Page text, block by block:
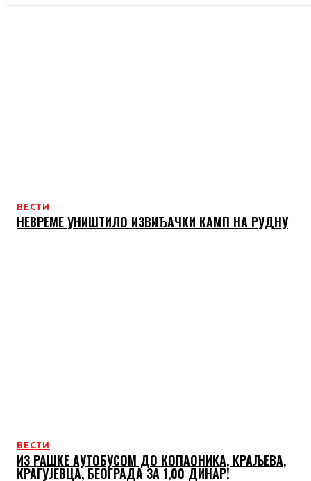
ВЕСТИ
НЕВРЕМЕ УНИШТИЛО ИЗВИЂАЧКИ КАМП НА РУДНУ
ВЕСТИ
ИЗ РАШКЕ АУТОБУСОМ ДО КОПАОНИКА, КРАЉЕВА,
КРАГУЈЕВЦА, БЕОГРАДА ЗА 1,00 ДИНАР!